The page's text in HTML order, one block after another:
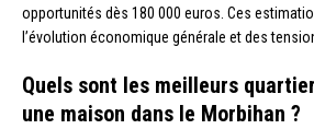
opportunités dès 180 000 euros. Ces
l’évolution économique générale et des
Quels sont les meilleurs
une maison dans le Morbihan ?